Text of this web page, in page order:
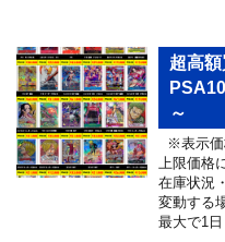
超高
～
※表示価
上限価格
在庫状況
変動する
最大で1